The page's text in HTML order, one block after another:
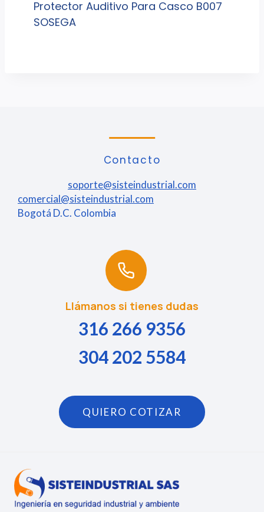
Protector Auditivo Para Casco B007
SOSEGA
Contacto
soporte@sisteindustrial.com
comercial@sisteindustrial.com
Bogotá D.C. Colombia
Llámanos si tienes dudas
316 266 9356
304 202 5584
QUIERO COTIZAR